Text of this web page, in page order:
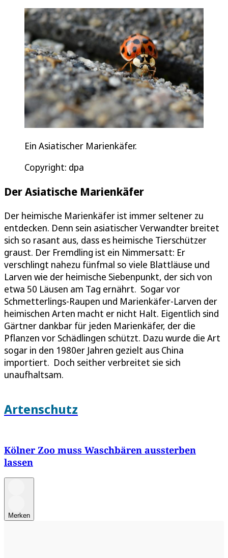
Ein Asiatischer Marienkäfer.
Copyright: dpa
Der Asiatische Marienkäfer
Der heimische Marienkäfer ist immer seltener zu
entdecken. Denn sein asiatischer Verwandter breitet
sich so rasant aus, dass es heimische Tierschützer
graust. Der Fremdling ist ein Nimmersatt: Er
verschlingt nahezu fünfmal so viele Blattläuse und
Larven wie der heimische Siebenpunkt, der sich von
etwa 50 Läusen am Tag ernährt. Sogar vor
Schmetterlings-Raupen und Marienkäfer-Larven der
heimischen Arten macht er nicht Halt. Eigentlich sind
Gärtner dankbar für jeden Marienkäfer, der die
Pflanzen vor Schädlingen schützt. Dazu wurde die Art
sogar in den 1980er Jahren gezielt aus China
importiert. Doch seither verbreitet sie sich
unaufhaltsam.
Artenschutz
Kölner Zoo muss Waschbären aussterben
lassen
Merken